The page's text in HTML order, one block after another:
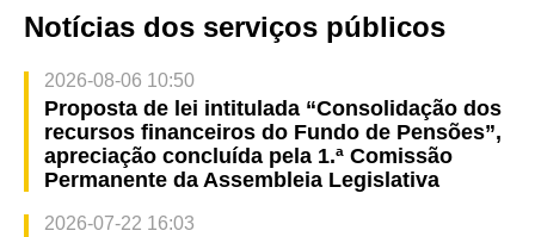
Notícias dos serviços públicos
2026-08-06 10:50
Proposta de lei intitulada “Consolidação dos
recursos financeiros do Fundo de Pensões”,
apreciação concluída pela 1.ª Comissão
Permanente da Assembleia Legislativa
2026-07-22 16:03